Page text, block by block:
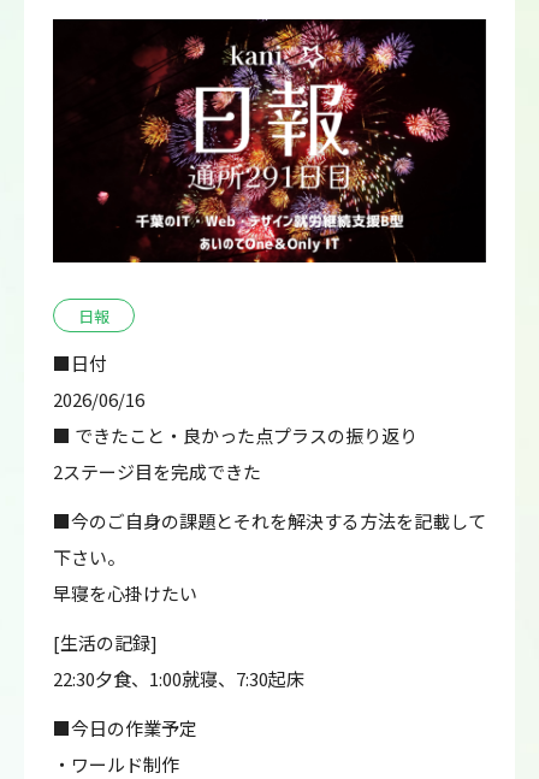
日報
■日付
2026/06/16
■ できたこと・良かった点プラスの振り返り
2ステージ目を完成できた
■今のご自身の課題とそれを解決する方法を記載して
下さい。
早寝を心掛けたい
[生活の記録]
22:30夕食、1:00就寝、7:30起床
■今日の作業予定
・ワールド制作